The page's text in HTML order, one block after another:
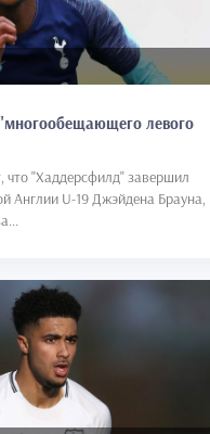
левого
что "Хаддерсфилд" завершил
Англии U-19 Джэйдена Брауна,